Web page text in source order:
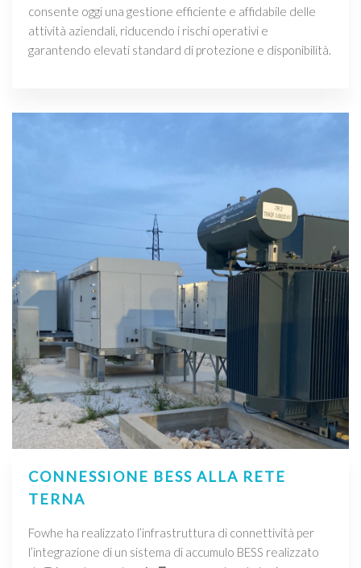
consente oggi una gestione efficiente e affidabile delle
attività aziendali, riducendo i rischi operativi e
garantendo elevati standard di protezione e disponibilità.
CONNESSIONE BESS ALLA RETE
TERNA
Fowhe ha realizzato l’infrastruttura di connettività per
l’integrazione di un sistema di accumulo BESS realizzato